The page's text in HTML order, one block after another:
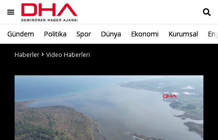
Gündem Politika Spor Dünya Ekonomi Kurumsal
Haberler
Video Haberleri